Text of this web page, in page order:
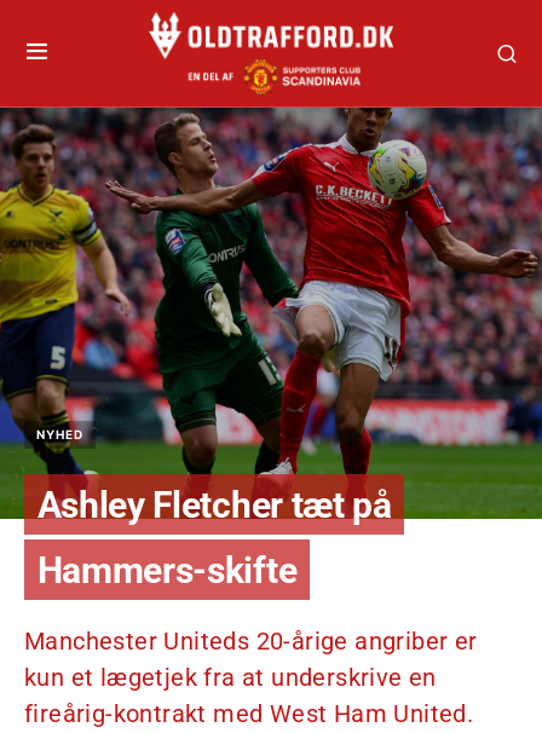
NYHED
Ashley Fletcher tæt på
Hammers-skifte
Manchester Uniteds 20-årige angriber er
kun et lægetjek fra at underskrive en
fireårig-kontrakt med West Ham United.